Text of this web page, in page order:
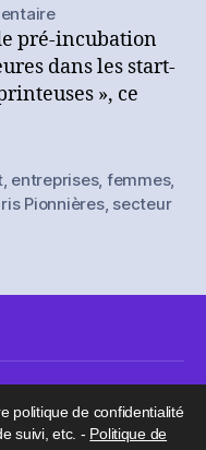
sur
Paris
lance
programme
femmes
entrepreneuses
pré-incubation
dans les start-
», ce
, entreprises, femmes,
Pionnières, secteur
politique de confidentialité
suivi, etc. - Politique de